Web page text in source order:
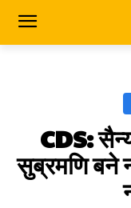
CDS:
सुब्रमणि बने